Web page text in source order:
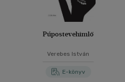
Púpostevehimlő
Verebes István
E-könyv